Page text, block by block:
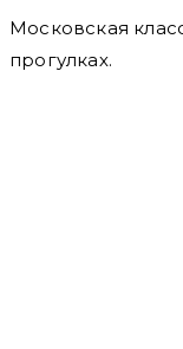
Московская
прогулках.